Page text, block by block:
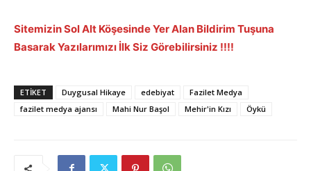
Sitemizin Sol Alt Köşesinde Yer Alan Bildirim Tuşuna
Basarak Yazılarımızı İlk Siz Görebilirsiniz !!!!
ETIKET Duygusal Hikaye edebiyat
Fazilet Medya
fazilet medya ajansı
Mahi Nur Başol Mehir'in Kızı Öykü